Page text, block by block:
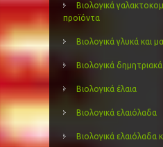
Βιολογικά
προϊόντα
Βιολογικά γλυκά και
Βιολογικά δημητριακά
Βιολογικά έλαια
Βιολογικά ελαιόλαδα
Βιολογικά ελαιόλαδα